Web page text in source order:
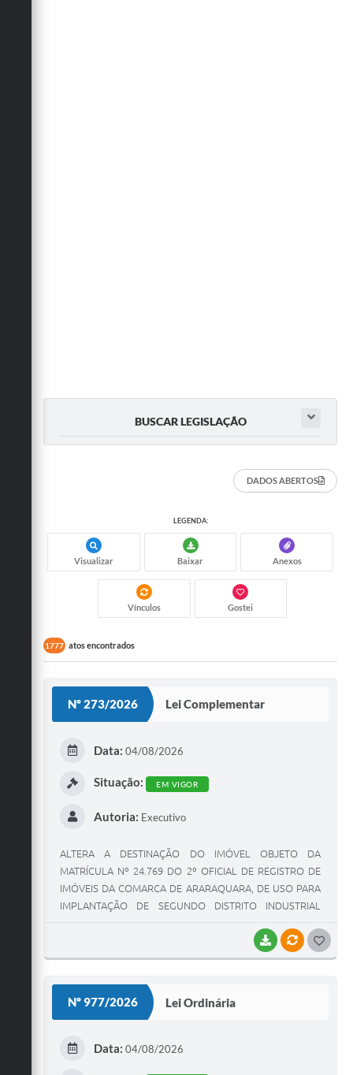
BUSCAR LEGISLAÇÃO
DADOS ABERTOS
LEGENDA:
Visualizar Baixar Anexos
Vínculos Gostei
1777 atos encontrados
Nº 273/2026 Lei Complementar
BAIXARVÍNCULOS
Data: 04/08/2026
Situação: EM VIGOR
Autoria: Executivo
ALTERA A DESTINAÇÃO DO IMÓVEL OBJETO DA
MATRÍCULA Nº 24.769 DO 2º OFICIAL DE REGISTRO DE
IMÓVEIS DA COMARCA DE ARARAQUARA, DE USO PARA
IMPLANTAÇÃO DE SEGUNDO DISTRITO INDUSTRIAL
LOTEAMENTO "RESIDENCIAL E COMERCIAL JOÃO
BATISTA ZÍLIO FASCINELI", E DÁ OUTRAS PROVIDÊNCIAS.
Nº 977/2026 Lei Ordinária
Data: 04/08/2026